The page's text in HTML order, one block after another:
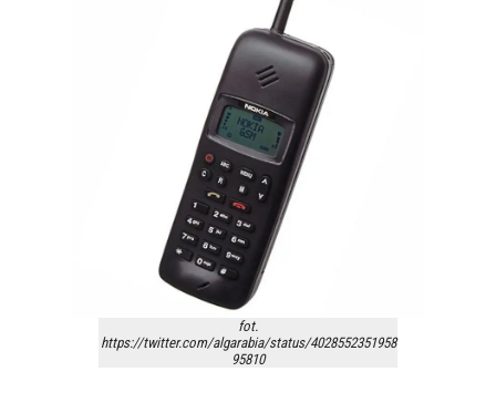
fot.
https://twitter.com/algarabia/status/4028552351958
95810